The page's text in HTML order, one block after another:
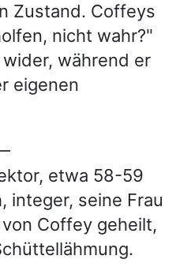
Zustand. Coffeys
nicht wahr?"
während er
eigenen
etwa 58-59
integer, seine Frau
Coffey geheilt,